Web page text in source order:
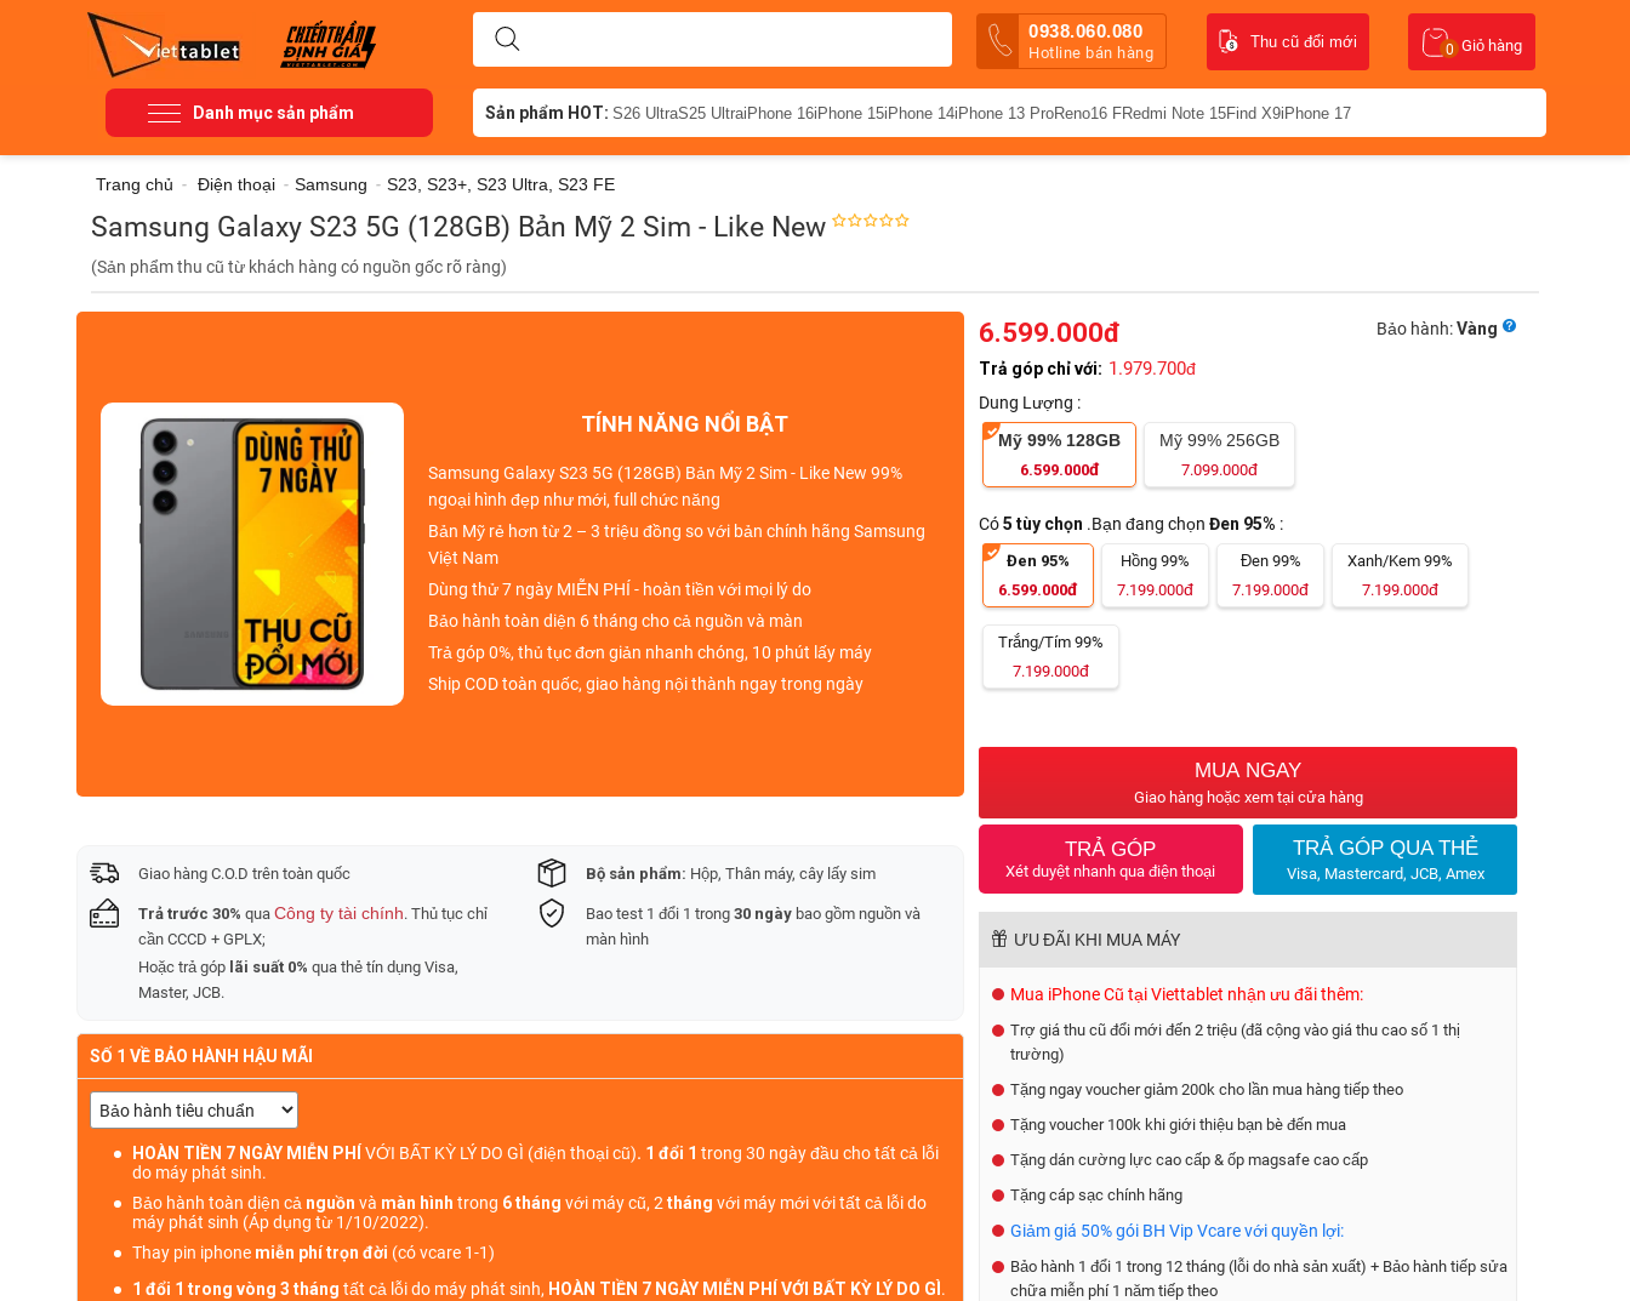
0938.060.080
Hotline bán hàng Giỏ hàng
0
Thu cũ đổi mới
Danh mục sản phẩm Sản phẩm HOT: S26 UltraS25 UltraiPhone 16iPhone 15iPhone 14iPhone 13 ProReno16 FRedmi Note 15Find X9iPhone 17
Trang chủ - Điện thoại - Samsung - S23, S23+, S23 Ultra, S23 FE
Samsung Galaxy S23 5G (128GB) Bản Mỹ 2 Sim - Like New
(Sản phẩm thu cũ từ khách hàng có nguồn gốc rõ ràng)
TÍNH NĂNG NỔI BẬT
Samsung Galaxy S23 5G (128GB) Bản Mỹ 2 Sim - Like New 99%
ngoại hình đẹp như mới, full chức năng
Bản Mỹ rẻ hơn từ 2 – 3 triệu đồng so với bản chính hãng Samsung
Việt Nam
Dùng thử 7 ngày MIỄN PHÍ - hoàn tiền với mọi lý do
Bảo hành toàn diện 6 tháng cho cả nguồn và màn
Trả góp 0%, thủ tục đơn giản nhanh chóng, 10 phút lấy máy
Ship CODtoàn quốc, giao hàng nội thành ngay trong ngày
Giao hàng C.O.D trên toàn quốc Bộ sản phẩm: Hộp, Thân máy, cây lấy sim
Trả trước 30% qua Công ty tài chính. Thủ tục chỉ
cần CCCD + GPLX;
Bao test 1 đổi 1 trong30 ngày bao gồm nguồn và
màn hình
Hoặc trả góp lãi suất 0% qua thẻ tín dụng Visa,
Master, JCB.
SỐ 1 VỀ BẢO HÀNH HẬU MÃI
HOÀN TIỀN 7 NGÀY MIỄN PHÍ VỚI BẤT KỲ LÝ DO GÌ (điện thoại cũ). 1 đổi 1 trong 30 ngày đầu cho tất cả lỗi
do máy phát sinh.
Bảo hành toàn diện cả nguồn và màn hình trong 6 tháng với máy cũ, 2 tháng với máy mới với tất cả lỗi do
máy phát sinh (Áp dụng từ 1/10/2022).
Thay pin iphone miễn phí trọn đời (có vcare 1-1)
1 đổi 1 trong vòng 3 tháng tất cả lỗi do máy phát sinh, HOÀN TIỀN 7 NGÀY MIỄN PHÍ VỚI BẤT KỲ LÝ DO GÌ .
6.599.000đ Bảo hành:Vàng
Trả góp chỉ với: 1.979.700đ
Dung Lượng :
Mỹ 99% 128GB
6.599.000đ
Mỹ 99% 256GB
7.099.000đ
Có5 tùy chọn .Bạn đang chọn Đen 95% :
Đen 95%
6.599.000đ
Hồng 99%
7.199.000đ
Đen 99%
7.199.000đ
Xanh/Kem 99%
7.199.000đ
Trắng/Tím 99%
7.199.000đ
MUA NGAY
Giao hàng hoặc xem tại cửa hàng
TRẢ GÓP
Xét duyệt nhanh qua điện thoại
TRẢ GÓP QUA THẺ
Visa, Mastercard, JCB, Amex
ƯU ĐÃI KHI MUA MÁY
Mua iPhone Cũ tại Viettablet nhận ưu đãi thêm:
Trợ giá thu cũ đổi mới đến 2 triệu (đã cộng vào giá thu cao số 1 thị
trường)
Tặng ngay voucher giảm 200k cho lần mua hàng tiếp theo
Tặng voucher 100k khi giới thiệu bạn bè đến mua
Tặng dán cường lực cao cấp & ốp magsafe cao cấp
Tặng cáp sạc chính hãng
Giảm giá 50% gói BH Vip Vcare với quyền lợi:
Bảo hành 1 đổi 1 trong 12 tháng (lỗi do nhà sản xuất) + Bảo hành tiếp sửa
chữa miễn phí 1 năm tiếp theo